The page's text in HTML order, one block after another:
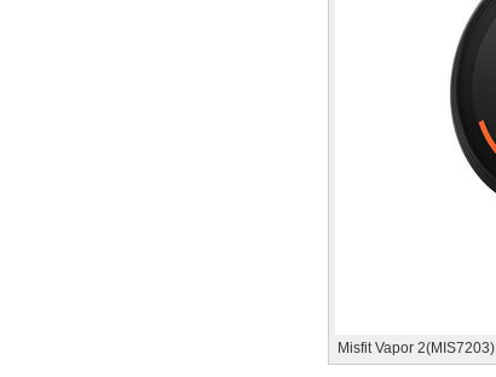
Misfit Vapor 2(MIS7203)